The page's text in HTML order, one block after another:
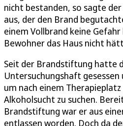
nicht bestanden, so sagte
aus, der den Brand
einem Vollbrand keine
Bewohner das Haus nicht
Seit der Brandstiftung hatte
Untersuchungshaft
um nach einem Therapieplatz
Alkoholsucht zu suchen.
Brandstiftung war er aus
entlassen worden. Doch da